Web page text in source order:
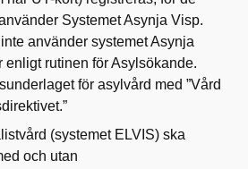
Systemet Asynja Visp.
använder systemet Asynja
enligt rutinen för Asylsökande.
för asylvård med ”Vård
(systemet ELVIS) ska
och utan